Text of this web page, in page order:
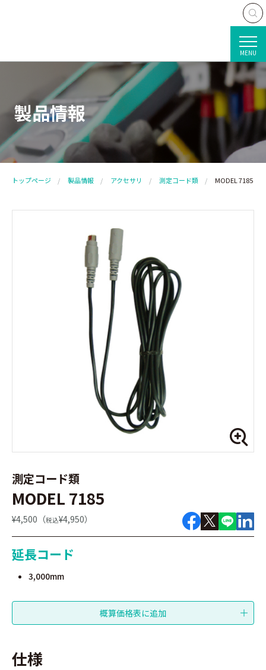
MENU
製品情報
トップページ 製品情報 アクセサリ 測定コード類 MODEL 7185
測定コード類
MODEL 7185
¥4,500（税込¥4,950）
延長コード
3,000mm
仕様